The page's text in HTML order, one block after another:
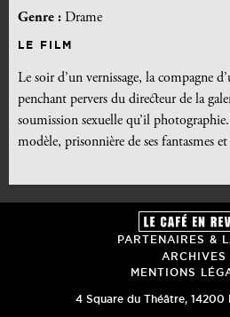
Genre : Drame
LE FILM
Le soir d’un vernissage, la compagne
penchant pervers du directeur de la
soumission sexuelle qu’il
modèle, prisonnière de ses fantasmes
PARTENAIRES &
ARCHIVES
MENTIONS
4 Square du Théâtre, 14200